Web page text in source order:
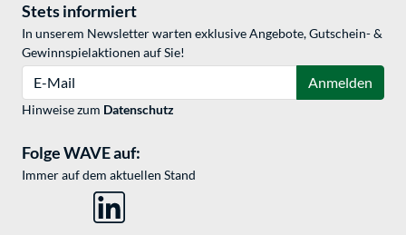
Stets informiert
In unserem Newsletter warten exklusive Angebote, Gutschein- &
Gewinnspielaktionen auf Sie!
Anmelden
Hinweise zum Datenschutz
Folge WAVE auf:
Immer auf dem aktuellen Stand